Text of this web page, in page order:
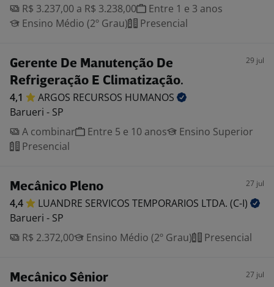
R$ 3.237,00 a R$ 3.238,00
Entre 1 e 3 anos
Ensino Médio (2º Grau)
Presencial
Gerente De Manutenção De
Refrigeração E Climatização.
29 jul
4,1 ARGOS RECURSOS HUMANOS
Barueri - SP
A combinar
Entre 5 e 10 anos
Ensino Superior
Presencial
Mecânico Pleno 27 jul
4,4 LUANDRE SERVICOS TEMPORARIOS LTDA. (C-I)
Barueri - SP
R$ 2.372,00
Ensino Médio (2º Grau) Presencial
Mecânico Sênior 27 jul